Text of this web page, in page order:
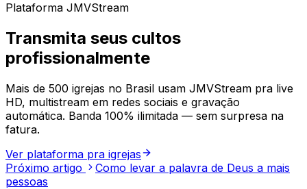
Plataforma JMVStream
Transmita seus cultos
profissionalmente
Mais de 500 igrejas no Brasil usam JMVStream pra live
HD, multistream em redes sociais e gravação
automática. Banda 100% ilimitada — sem surpresa na
fatura.
Ver plataforma pra igrejas
Próximo artigo
Como levar a palavra de Deus a mais
pessoas